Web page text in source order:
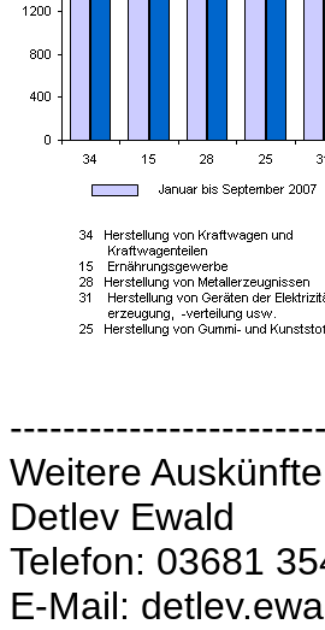
Weitere
Detlev Ewald
Telefon: 03681
E-Mail: